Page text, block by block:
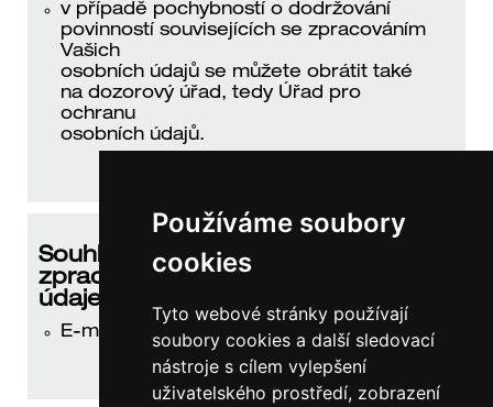
Používáme soubory
cookies
Tyto webové stránky používají
soubory cookies a další sledovací
nástroje s cílem vylepšení
uživatelského prostředí, zobrazení
v případě pochybností o dodržování
povinností souvisejících se zpracováním
Vašich
osobních údajů se můžete obrátit také
na dozorový úřad, tedy Úřad pro
ochranu
osobních údajů.
Souhlasíte, že správce může
zpracovávat tyto vaše osobní
údaje:
E-mail